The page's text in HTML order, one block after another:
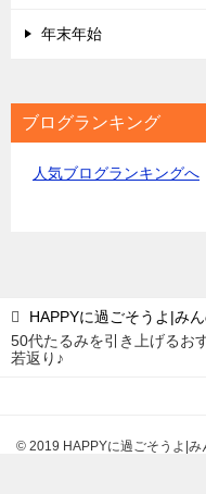
年末年始
ブログランキング
人気ブログランキングへ
HAPPYに過ごそうよ|み
50代たるみを引き上げるお
若返り♪
© 2019 HAPPYに過ごそうよ|み